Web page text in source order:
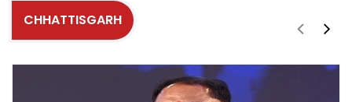
CHHATTISGARH